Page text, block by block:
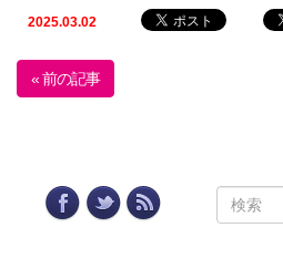
2025.03.02
« 前の記事